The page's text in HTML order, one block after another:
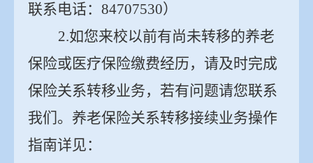
联系电话： 84707530）
2.如您来校以前有尚未转移的养老
保险或医疗保险缴费经历，请及时完成
保险关系转移业务，若有问题请您联系
我们。养老保险关系转移接续业务操作
指南详见：